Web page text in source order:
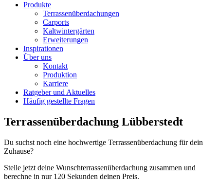
Produkte
Terrassenüberdachungen
Carports
Kaltwintergärten
Erweiterungen
Inspirationen
Über uns
Kontakt
Produktion
Karriere
Ratgeber und Aktuelles
Häufig gestellte Fragen
Terrassenüberdachung Lübberstedt
Du suchst noch eine hochwertige Terrassenüberdachung für dein
Zuhause?
Stelle jetzt deine Wunschterrassenüberdachung zusammen und
berechne in nur 120 Sekunden deinen Preis.